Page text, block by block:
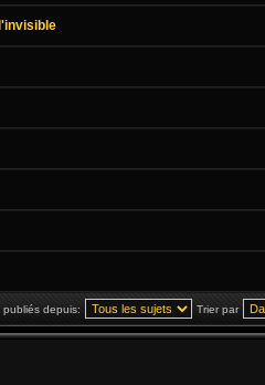
publiés depuis: Trier par